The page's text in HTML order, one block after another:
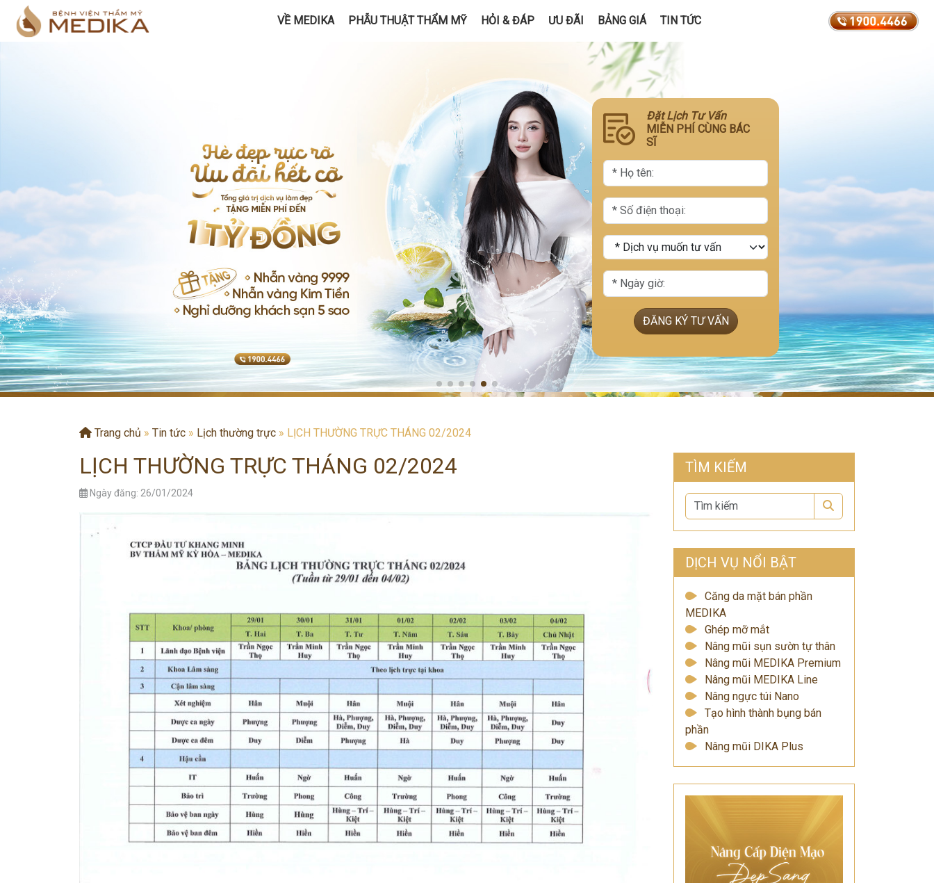
VỀ MEDIKA PHẪU THUẬT THẨM MỸ HỎI & ĐÁP ƯU ĐÃI BẢNG GIÁ TIN TỨC
Đặt Lịch Tư Vấn
MIỄN PHÍ CÙNG BÁC
SĨ
ĐĂNG KÝ TƯ VẤN
Trang chủ » Tin tức » Lịch thường trực » LỊCH THƯỜNG TRỰC THÁNG 02/2024
LỊCH THƯỜNG TRỰC THÁNG 02/2024
Ngày đăng: 26/01/2024
TÌM KIẾM
DỊCH VỤ NỔI BẬT
Căng da mặt bán phần
MEDIKA
Ghép mỡ mắt
Nâng mũi sụn sườn tự thân
Nâng mũi MEDIKA Premium
Nâng mũi MEDIKA Line
Nâng ngực túi Nano
Tạo hình thành bụng bán
phần
Nâng mũi DIKA Plus